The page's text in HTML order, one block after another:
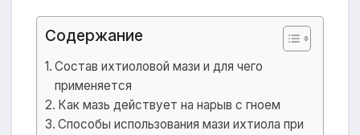
Содержание
Состав ихтиоловой мази и для чего
применяется
Как мазь действует на нарыв с гноем
Способы использования мази ихтиола при